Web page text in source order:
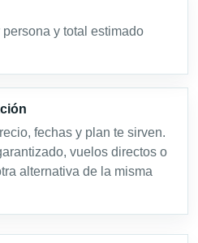
y total estimado
fechas y plan te sirven.
vuelos directos o
alternativa de la misma